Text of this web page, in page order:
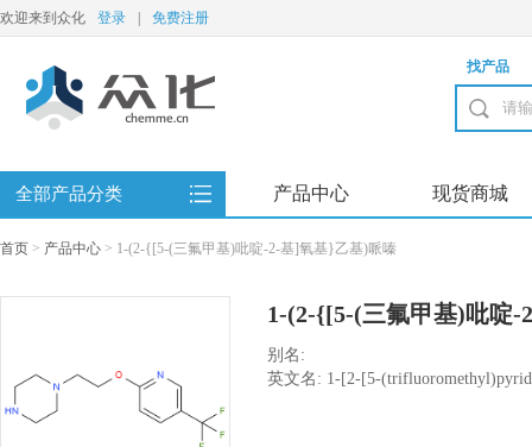
欢迎来到众化 登录 免费注册
找产品
全部产品分类 产品中心 现货商城
首页 > 产品中心 > 1-(2-{[5-(三氟甲基)吡啶-2-基]氧基}乙基)哌嗪
1-(2-{[5-(三氟甲基)吡啶-
别名:
英文名: 1-[2-[5-